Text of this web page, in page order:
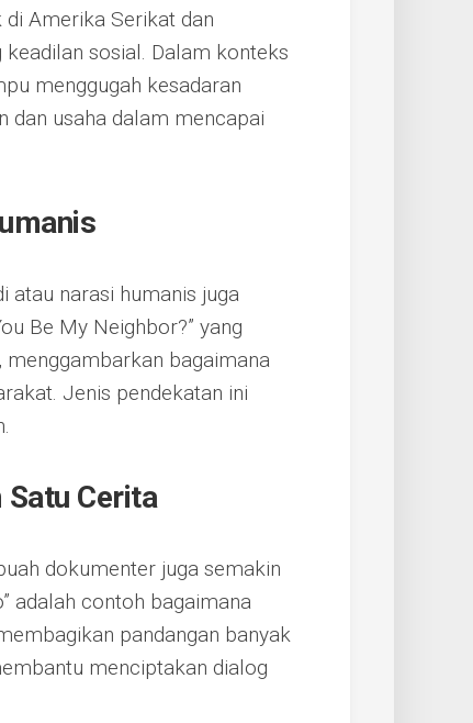
Amerika Serikat dan
sosial. Dalam konteks
menggugah kesadaran
dan usaha dalam mencapai
atau narasi humanis juga
Be My Neighbor?” yang
menggambarkan bagaimana
Jenis pendekatan ini
Cerita
dokumenter juga semakin
adalah contoh bagaimana
pandangan banyak
menciptakan dialog